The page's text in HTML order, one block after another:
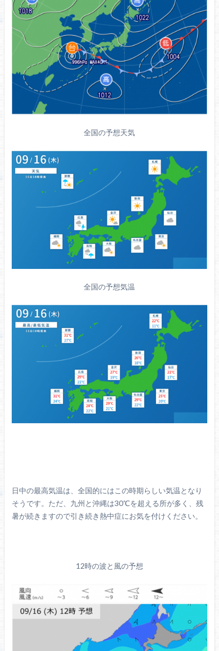
全国の予想天気
全国の予想気温
日中の最高気温は、全国的にはこの時期らしい気温となり
そうです。ただ、九州と沖縄は30℃を超える所が多く、残
暑が続きますので引き続き熱中症にお気を付けください。
12時の波と風の予想